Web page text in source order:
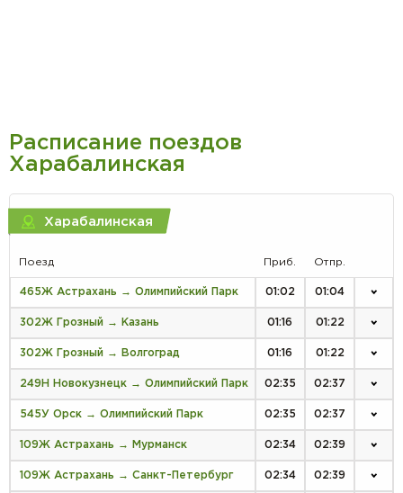
Расписание поездов
Харабалинская
Харабалинская
Поезд Приб. Отпр.
465Ж Астрахань → Олимпийский Парк 01:02 01:04
302Ж Грозный → Казань 01:16 01:22
302Ж Грозный → Волгоград 01:16 01:22
249Н Новокузнецк → Олимпийский Парк 02:35 02:37
545У Орск → Олимпийский Парк 02:35 02:37
109Ж Астрахань → Мурманск 02:34 02:39
109Ж Астрахань → Санкт-Петербург 02:34 02:39